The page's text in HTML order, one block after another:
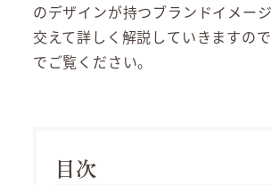
のデザインが持つブランドイメー
交えて詳しく解説していきますの
でご覧ください。
目次